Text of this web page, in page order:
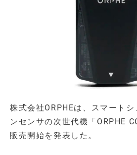
株式会社ORPHEは、スマート
ンセンサの次世代機「ORPHE
販売開始を発表した。